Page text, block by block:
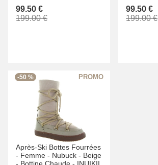
99.50 €
199.00 €
99.50 €
199.00 €
-50 %
Après-Ski Bottes Fourrées
- Femme - Nubuck - Beige